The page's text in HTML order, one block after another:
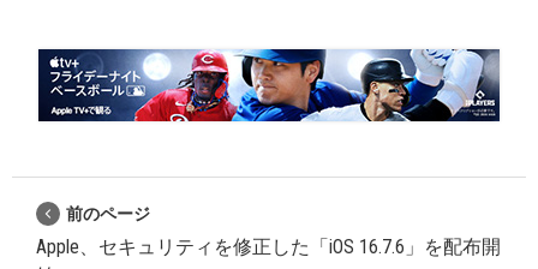
前のページ
Apple、セキュリティを修正した「iOS 16.7.6」を配布開